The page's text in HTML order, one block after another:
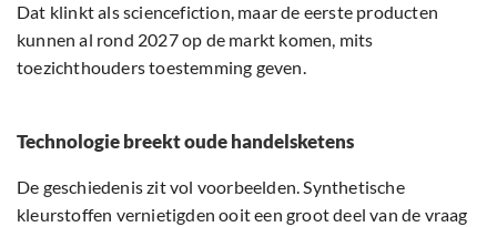
Dat klinkt als sciencefiction, maar de eerste producten
kunnen al rond 2027 op de markt komen, mits
toezichthouders toestemming geven.
Technologie breekt oude handelsketens
De geschiedenis zit vol voorbeelden. Synthetische
kleurstoffen vernietigden ooit een groot deel van de vraag